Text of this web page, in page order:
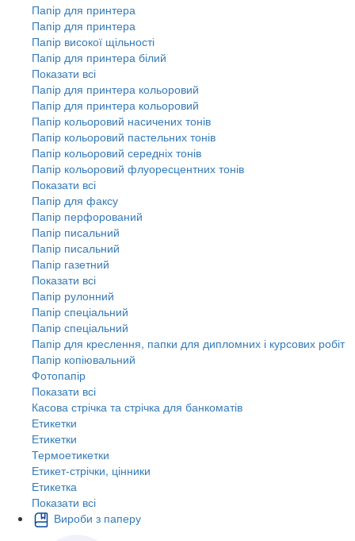
Папір для принтера
Папір для принтера
Папір високої щільності
Папір для принтера білий
Показати всі
Папір для принтера кольоровий
Папір для принтера кольоровий
Папір кольоровий насичених тонів
Папір кольоровий пастельних тонів
Папір кольоровий середніх тонів
Папір кольоровий флуоресцентних тонів
Показати всі
Папір для факсу
Папір перфорований
Папір писальний
Папір писальний
Папір газетний
Показати всі
Папір рулонний
Папір спеціальний
Папір спеціальний
Папір для креслення, папки для дипломних і курсових робіт
Папір копіювальний
Фотопапір
Показати всі
Касова стрічка та стрічка для банкоматів
Етикетки
Етикетки
Термоетикетки
Етикет-стрічки, цінники
Етикетка
Показати всі
Вироби з паперу